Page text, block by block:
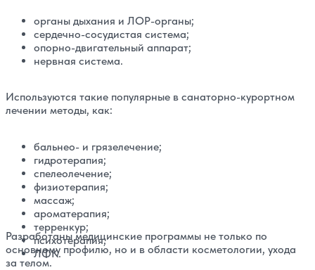
органы дыхания и ЛОР-органы;
сердечно-сосудистая система;
опорно-двигательный аппарат;
нервная система.
Используются такие популярные в санаторно-курортном
лечении методы, как:
бальнео- и грязелечение;
гидротерапия;
спелеолечение;
физиотерапия;
массаж;
ароматерапия;
терренкур;
психотерапия;
ЛФК.
Разработаны медицинские программы не только по
основному профилю, но и в области косметологии, ухода
за телом.